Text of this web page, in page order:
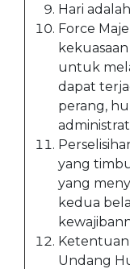
Hari
Force
untuk
dapat
perang,
yang
yang
kedua
Undang